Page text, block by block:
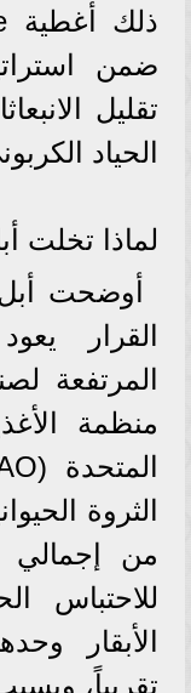
ضمن
تقليل
الحياد
لماذا تخلت
أوضحت
القرار
المرتفعة
منظمة
من إجمالي
للاحتباس
الأبقار
تقريباً،